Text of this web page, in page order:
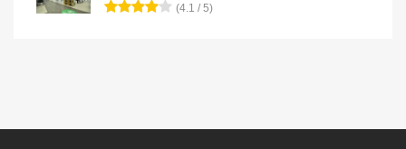
(4.1 / 5)